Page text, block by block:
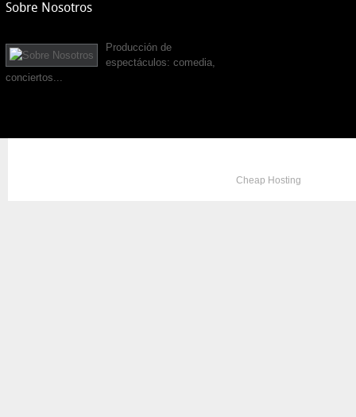
Sobre Nosotros
Producción de
espectáculos: comedia,
conciertos...
Cheap Hosting